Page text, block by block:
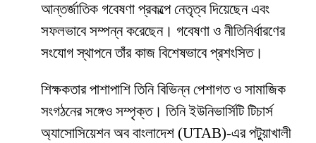
আন্তর্জাতিক গবেষণা প্রকল্পে নেতৃত্ব দিয়েছেন এবং
সফলভাবে সম্পন্ন করেছেন। গবেষণা ও নীতিনির্ধারণের
সংযোগ স্থাপনে তাঁর কাজ বিশেষভাবে প্রশংসিত।
শিক্ষকতার পাশাপাশি তিনি বিভিন্ন পেশাগত ও সামাজিক
সংগঠনের সঙ্গেও সম্পৃক্ত। তিনি ইউনিভার্সিটি টিচার্স
অ্যাসোসিয়েশন অব বাংলাদেশ (UTAB)-এর পটুয়াখালী